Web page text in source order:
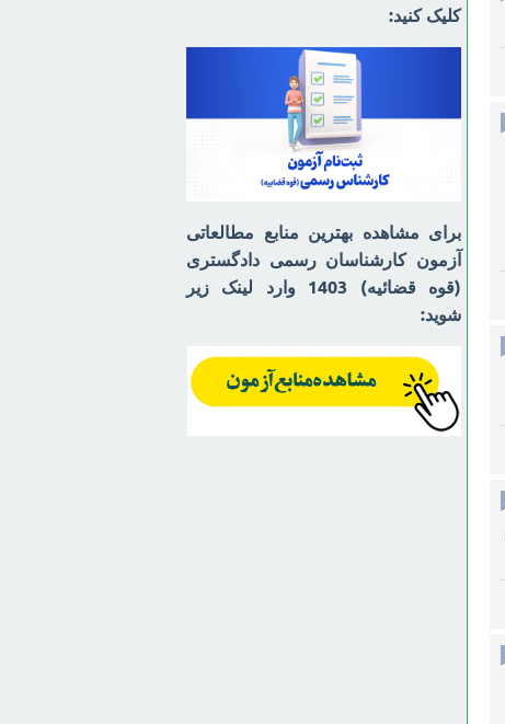
کلیک کنید:
برای مشاهده بهترین منابع مطالعاتی
آزمون کارشناسان رسمی دادگستری
(قوه قضائیه) 1403 وارد لینک زیر
شوید: